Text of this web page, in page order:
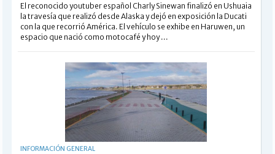
El reconocido youtuber español Charly Sinewan finalizó en Ushuaia
la travesía que realizó desde Alaska y dejó en exposición la Ducati
con la que recorrió América. El vehículo se exhibe en Haruwen, un
espacio que nació como motocafé y hoy ...
INFORMACIÓN GENERAL